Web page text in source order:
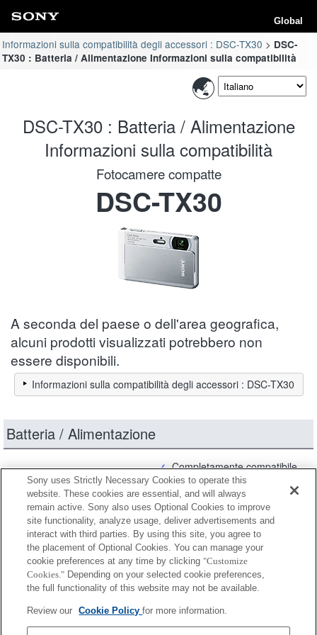
Global
Informazioni sulla compatibilità degli accessori : DSC-TX30
DSC-
TX30 : Batteria / Alimentazione Informazioni sulla compatibilità
DSC-TX30 : Batteria / Alimentazione
Informazioni sulla compatibilità
Fotocamere compatte
DSC-TX30
A seconda del paese o dell'area geografica,
alcuni prodotti visualizzati potrebbero non
essere disponibili.
Informazioni sulla compatibilità degli accessori : DSC-TX30
Batteria / Alimentazione
Completamente compatibile
Compatibile, ma con restrizioni
2NP-BN1
NP-BN
Sony uses Strictly Necessary Cookies to operate this
website. These cookies are essential, and will always
remain active. Sony also uses Optional Cookies to improve
site functionality, analyze usage, deliver advertisements and
interact with third parties. By using this site, you agree to
the placement of Optional Cookies. You can manage your
cookie preferences at any time by clicking "Customize
Cookies." Depending on your selected cookie preferences,
the full functionality of this website may not be available.
Review our Cookie Policyfor more information.